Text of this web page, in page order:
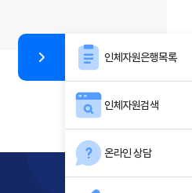
인체자원은행목록
인체자원검색
온라인 상담